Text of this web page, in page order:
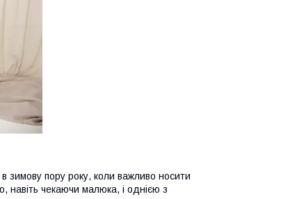
зимову пору року, коли важливо носити
навіть чекаючи малюка, і однією з